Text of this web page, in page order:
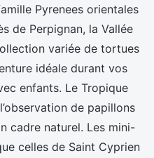
Pyrenees orientales
de Perpignan, la Vallée
variée de tortues
idéale durant vos
enfants. Le Tropique
de papillons
cadre naturel. Les mini-
celles de Saint Cyprien